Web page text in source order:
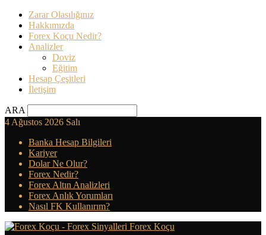
Zarar Olasılığınız
Hakkımızda
Forex Koçu Nedir?
Analizler
Doviz
Eğitim
Hesap Çeşitleri
İletişim
ARA
4 Ağustos 2026 Salı
Banka Hesap Bilgileri
Kariyer
Dolar Ne Olur?
Forex Nedir?
Forex Altın Analizleri
Forex Anlık Yorumları
Nasıl FK Kullanırım?
Forex Koçu